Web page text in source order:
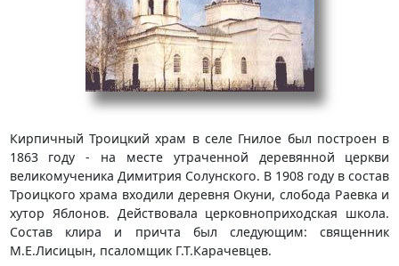
Кирпичный Троицкий храм в селе Гнилое был построен в
1863 году - на месте утраченной деревянной церкви
великомученика Димитрия Солунского. В 1908 году в состав
Троицкого храма входили деревня Окуни, слобода Раевка и
хутор Яблонов. Действовала церковноприходская школа.
Состав клира и причта был следующим: священник
М.Е.Лисицын, псаломщик Г.Т.Карачевцев.